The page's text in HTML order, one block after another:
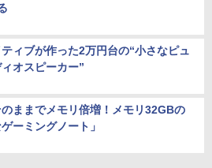
ィブが作った2万円台の“小さなピュ
オスピーカー”
ままでメモリ倍増！メモリ32GBの
ゲーミングノート」